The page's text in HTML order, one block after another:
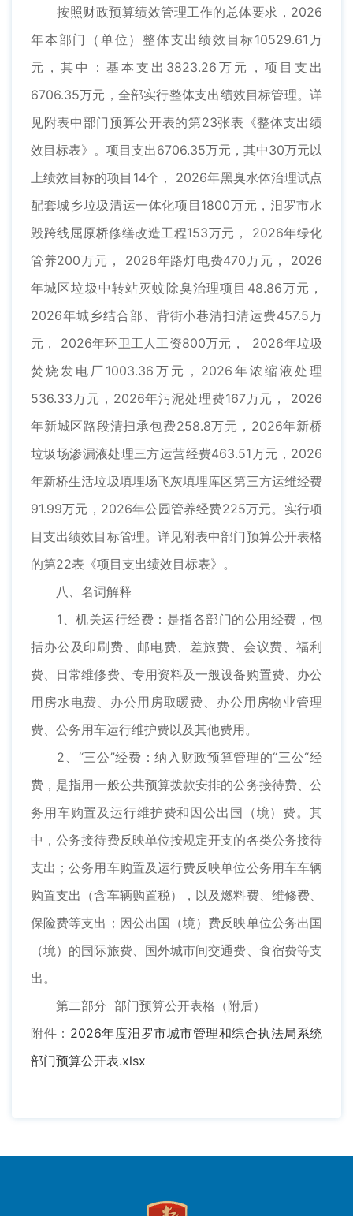
按照财政预算绩效管理工作的总体要求，2026
年本部门（单位）整体支出绩效目标10529.61万
元，其中：基本支出3823.26万元，项目支出
6706.35万元，全部实行整体支出绩效目标管理。详
见附表中部门预算公开表的第23张表《整体支出绩
效目标表》。项目支出6706.35万元，其中30万元以
上绩效目标的项目14个， 2026年黑臭水体治理试点
配套城乡垃圾清运一体化项目1800万元，汨罗市水
毁跨线屈原桥修缮改造工程153万元， 2026年绿化
管养200万元， 2026年路灯电费470万元， 2026
年城区垃圾中转站灭蚊除臭治理项目48.86万元，
2026年城乡结合部、背街小巷清扫清运费457.5万
元， 2026年环卫工人工资800万元， 2026年垃圾
焚烧发电厂1003.36万元，2026年浓缩液处理
536.33万元，2026年污泥处理费167万元， 2026
年新城区路段清扫承包费258.8万元，2026年新桥
垃圾场渗漏液处理三方运营经费463.51万元，2026
年新桥生活垃圾填埋场飞灰填埋库区第三方运维经费
91.99万元，2026年公园管养经费225万元。实行项
目支出绩效目标管理。详见附表中部门预算公开表格
的第22表《项目支出绩效目标表》。
八、名词解释
1、机关运行经费：是指各部门的公用经费，包
括办公及印刷费、邮电费、差旅费、会议费、福利
费、日常维修费、专用资料及一般设备购置费、办公
用房水电费、办公用房取暖费、办公用房物业管理
费、公务用车运行维护费以及其他费用。
2、“三公”经费：纳入财政预算管理的“三公“经
费，是指用一般公共预算拨款安排的公务接待费、公
务用车购置及运行维护费和因公出国（境）费。其
中，公务接待费反映单位按规定开支的各类公务接待
支出；公务用车购置及运行费反映单位公务用车车辆
购置支出（含车辆购置税），以及燃料费、维修费、
保险费等支出；因公出国（境）费反映单位公务出国
（境）的国际旅费、国外城市间交通费、食宿费等支
出。
第二部分 部门预算公开表格（附后）
附件： 2026年度汨罗市城市管理和综合执法局系统
部门预算公开表.xlsx